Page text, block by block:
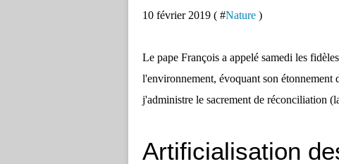
10 février 2019 ( #Nature )
Le pape François a appelé samedi les
l'environnement, évoquant son étonnement
j'administre le sacrement de réconciliation
Artificialisation